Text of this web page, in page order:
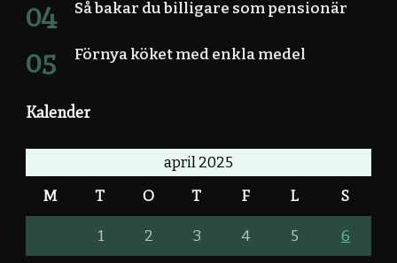
Så bakar du billigare som pensionär
Förnya köket med enkla medel
Kalender
april 2025
M T O T F L S
1 2 3 4 5 6